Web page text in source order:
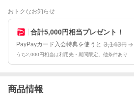
おトクなお知らせ
合計5,000円相当プレゼント！
PayPayカード入会特典を使うと 3,143円
うち2,000円相当は利用先・期間限定。他条件あり
商品情報